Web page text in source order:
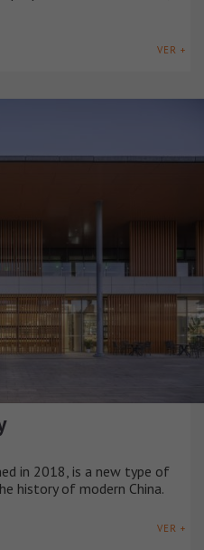
VER +
in 2018, is a new type of
history of modern China.
VER +